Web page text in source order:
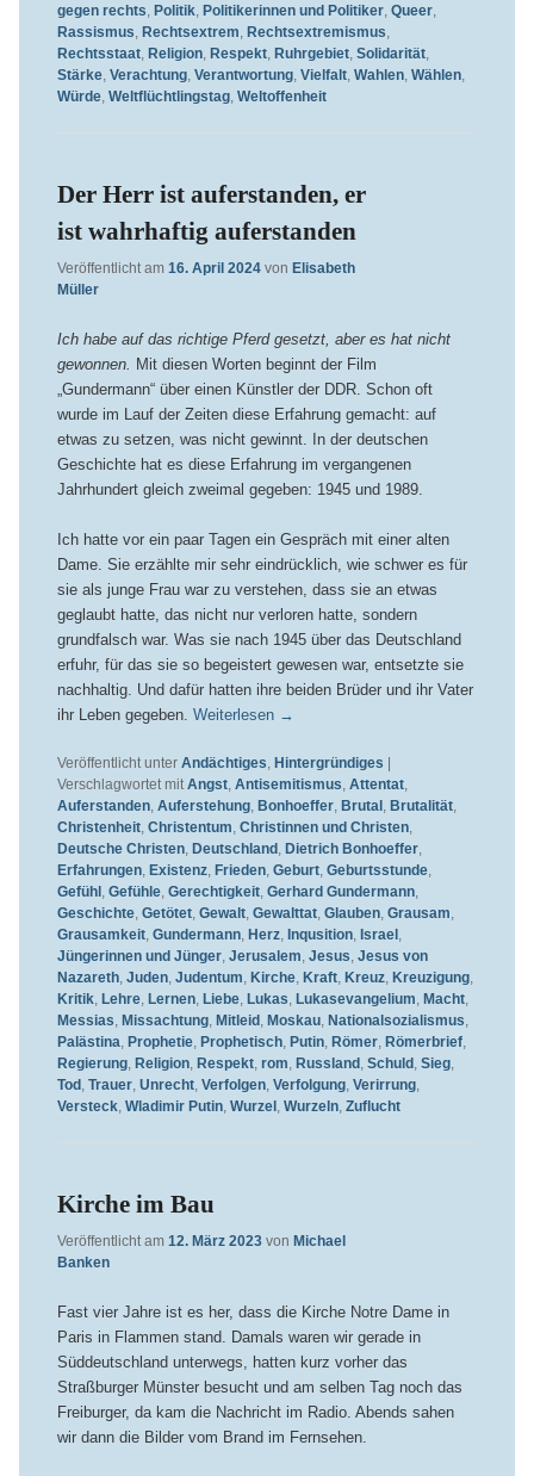
gegen rechts, Politik, Politikerinnen und Politiker, Queer,
Rassismus, Rechtsextrem, Rechtsextremismus,
Rechtsstaat, Religion, Respekt, Ruhrgebiet, Solidarität,
Stärke, Verachtung, Verantwortung, Vielfalt, Wahlen, Wählen,
Würde, Weltflüchtlingstag, Weltoffenheit
Der Herr ist auferstanden, er
ist wahrhaftig auferstanden
Veröffentlicht am 16. April 2024 von Elisabeth
Müller
Ich habe auf das richtige Pferd gesetzt, aber es hat nicht
gewonnen. Mit diesen Worten beginnt der Film
„Gundermann“ über einen Künstler der DDR. Schon oft
wurde im Lauf der Zeiten diese Erfahrung gemacht: auf
etwas zu setzen, was nicht gewinnt. In der deutschen
Geschichte hat es diese Erfahrung im vergangenen
Jahrhundert gleich zweimal gegeben: 1945 und 1989.
Ich hatte vor ein paar Tagen ein Gespräch mit einer alten
Dame. Sie erzählte mir sehr eindrücklich, wie schwer es für
sie als junge Frau war zu verstehen, dass sie an etwas
geglaubt hatte, das nicht nur verloren hatte, sondern
grundfalsch war. Was sie nach 1945 über das Deutschland
erfuhr, für das sie so begeistert gewesen war, entsetzte sie
nachhaltig. Und dafür hatten ihre beiden Brüder und ihr Vater
ihr Leben gegeben. Weiterlesen →
Veröffentlicht unter Andächtiges, Hintergründiges |
Verschlagwortet mit Angst, Antisemitismus, Attentat,
Auferstanden, Auferstehung, Bonhoeffer, Brutal, Brutalität,
Christenheit, Christentum, Christinnen und Christen,
Deutsche Christen, Deutschland, Dietrich Bonhoeffer,
Erfahrungen, Existenz, Frieden, Geburt, Geburtsstunde,
Gefühl, Gefühle, Gerechtigkeit, Gerhard Gundermann,
Geschichte, Getötet, Gewalt, Gewalttat, Glauben, Grausam,
Grausamkeit, Gundermann, Herz, Inqusition, Israel,
Jüngerinnen und Jünger, Jerusalem, Jesus, Jesus von
Nazareth, Juden, Judentum, Kirche, Kraft, Kreuz, Kreuzigung,
Kritik, Lehre, Lernen, Liebe, Lukas, Lukasevangelium, Macht,
Messias, Missachtung, Mitleid, Moskau, Nationalsozialismus,
Palästina, Prophetie, Prophetisch, Putin, Römer, Römerbrief,
Regierung, Religion, Respekt, rom, Russland, Schuld, Sieg,
Tod, Trauer, Unrecht, Verfolgen, Verfolgung, Verirrung,
Versteck, Wladimir Putin, Wurzel, Wurzeln, Zuflucht
Kirche im Bau
Veröffentlicht am 12. März 2023 von Michael
Banken
Fast vier Jahre ist es her, dass die Kirche Notre Dame in
Paris in Flammen stand. Damals waren wir gerade in
Süddeutschland unterwegs, hatten kurz vorher das
Straßburger Münster besucht und am selben Tag noch das
Freiburger, da kam die Nachricht im Radio. Abends sahen
wir dann die Bilder vom Brand im Fernsehen.